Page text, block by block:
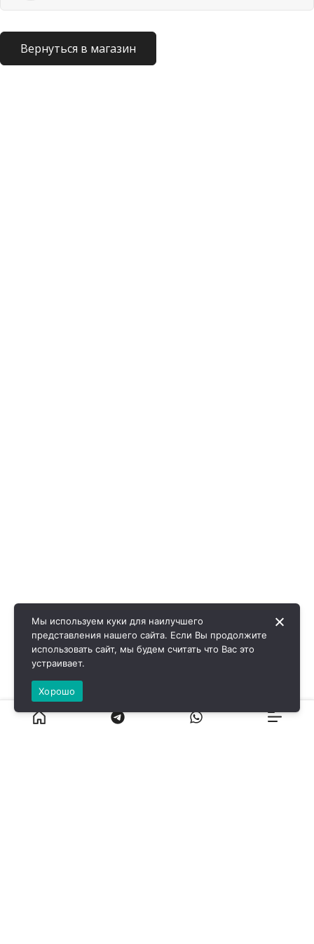
Вернуться в магазин
Мы используем куки для наилучшего
представления нашего сайта. Если Вы продолжите
использовать сайт, мы будем считать что Вас это
устраивает.
Хорошо